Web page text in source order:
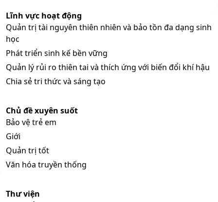
Lĩnh vực hoạt động
Quản trị tài nguyên thiên nhiên và bảo tồn đa dạng sinh
học
Phát triển sinh kế bền vững
Quản lý rủi ro thiên tai và thích ứng với biến đổi khí hậu
Chia sẻ tri thức và sáng tạo
Chủ đề xuyên suốt
Bảo vệ trẻ em
Giới
Quản trị tốt
Văn hóa truyền thống
Thư viện